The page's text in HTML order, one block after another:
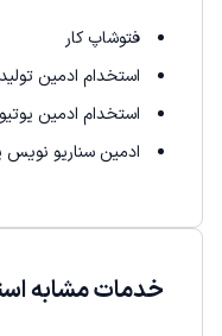
خدمات مشابه
فتوشاپ کار
استخدام ادمین
استخدام ادمین
ادمین سناریو نویس